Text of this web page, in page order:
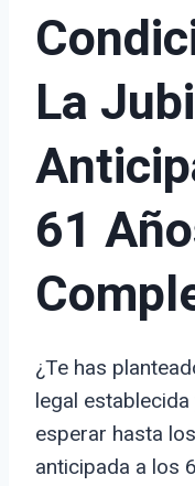
La
61
¿Te has
legal
esperar hasta
anticipada a los